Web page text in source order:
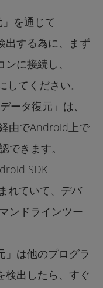
を通じて
出する為に、まず
に接続し、
てください。
ータ復元」は、
由でAndroid上で
できます。
SDK
れていて、デバ
ンドラインツー
」は他のプログラ
検出したら、すぐ